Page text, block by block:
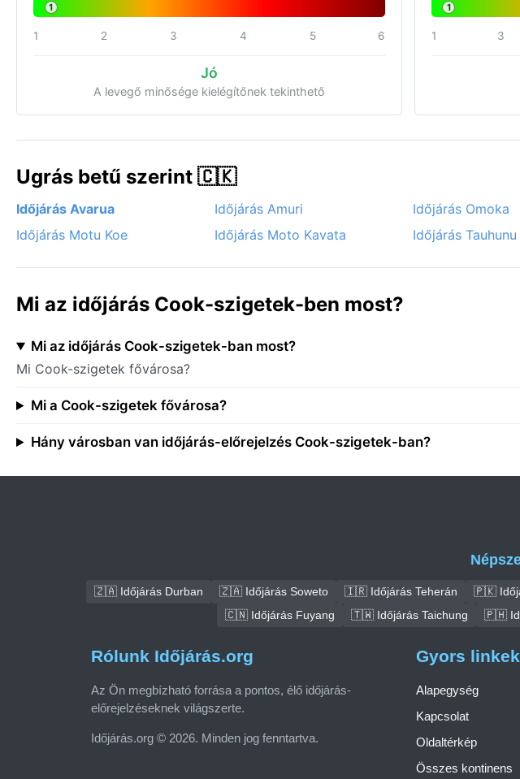
1
1 2 3 4 5 6
Jó
A levegő minősége kielégítőnek tekinthető
1
1 3
Ugrás betű szerint 🇨🇰
Időjárás Avarua Időjárás Amuri Időjárás Omoka
Időjárás Motu Koe
Időjárás Moto Kavata Időjárás Tauhunu
Mi az időjárás Cook-szigetek-ben most?
Mi az időjárás Cook-szigetek-ban most?
Mi Cook-szigetek fővárosa?
Mi a Cook-szigetek fővárosa?
Hány városban van időjárás-előrejelzés Cook-szigetek-ban?
🇿🇦 Időjárás Durban 🇿🇦 Időjárás Soweto 🇮🇷 Időjárás Teherán 🇵🇰
🇨🇳 Időjárás Fuyang
🇹🇼 Időjárás Taichung 🇵🇭
Rólunk Időjárás.org
Az Ön megbízható forrása a pontos, élő időjárás-
előrejelzéseknek világszerte.
Időjárás.org © 2026. Minden jog fenntartva.
Gyors linkek
Alapegység
Kapcsolat
Oldaltérkép
Összes kontinens